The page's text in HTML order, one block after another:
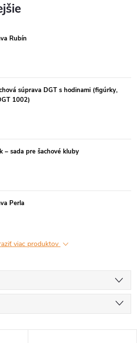
Rubín
súprava DGT s hodinami (figúrky,
1002)
– sada pre šachové kluby
Perla
viac produktov